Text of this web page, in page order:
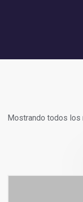
Mostrando todos los